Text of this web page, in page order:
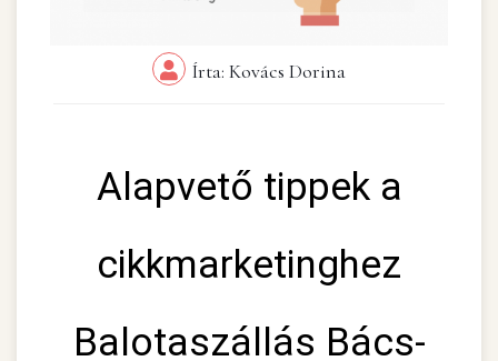
Írta: Kovács Dorina
Alapvető tippek a
cikkmarketinghez
Balotaszállás Bács-